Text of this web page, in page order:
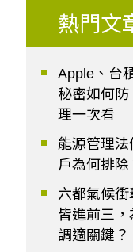
熱門文
Apple、台
秘密如何
理一次看
能源管理
戶為何排
六都氣候
皆進前三
調適關鍵？